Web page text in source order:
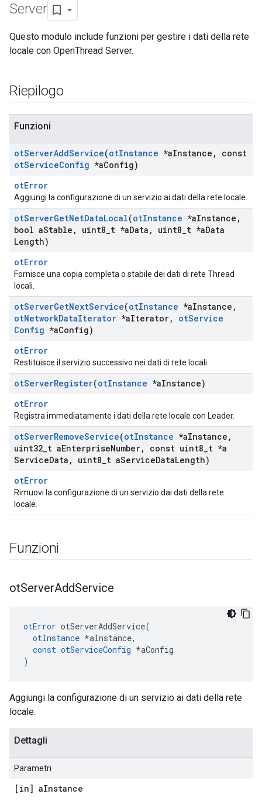
Server
Questo modulo include funzioni per gestire i dati della rete
locale con OpenThread Server.
Riepilogo
Funzioni
otServerAddService(otInstance *aInstance ,
const
otServiceConfig *aConfig)
otError
Aggiungi la configurazione di un servizio ai dati della rete locale.
otServerGetNetDataLocal(otInstance *aInstance ,
bool aStable , uint8 t *aData , uint8 t *aData
Length)
otError
Fornisce una copia completa o stabile dei dati di rete Thread
locali.
otServerGetNextService(otInstance *aInstance ,
otNetworkDataIterator *aIterator, otService
Config *aConfig)
otError
Restituisce il servizio successivo nei dati di rete locali.
otServerRegister(otInstance *aInstance)
otError
Registra immediatamente i dati della rete locale con Leader.
otServerRemoveService(otInstance *aInstance ,
uint32 t aEnterpriseNumber, const uint8 t *a
ServiceData , uint8 t aServiceDataLength)
otError
Rimuovi la configurazione di un servizio dai dati della rete
locale.
Funzioni
otServerAddService
otError otServerAddService(
otInstance *aInstance,
const otServiceConfig *aConfig
)
Aggiungi la configurazione di un servizio ai dati della rete
locale.
Dettagli
Parametri
[in] aInstance